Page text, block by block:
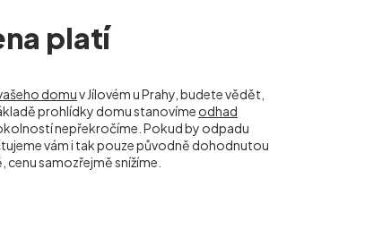
platí
domuv Jílovém u Prahy, budete vědět,
prohlídky domu stanovíme odhad
nepřekročíme. Pokud by odpadu
vám i tak pouze původně dohodnutou
cenu samozřejmě snížíme.